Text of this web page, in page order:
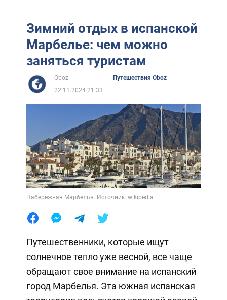
Зимний отдых в испанской
Марбелье: чем можно
заняться туристам
Oboz
Путешествия Oboz
22.11.2024 21:33
Набережная Марбелья. Источник: wikipedia
Путешественники, которые ищут
солнечное тепло уже весной, все чаще
обращают свое внимание на испанский
город Марбелья. Эта южная испанская